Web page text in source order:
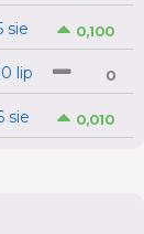
sie 0,100
lip 0
sie 0,010